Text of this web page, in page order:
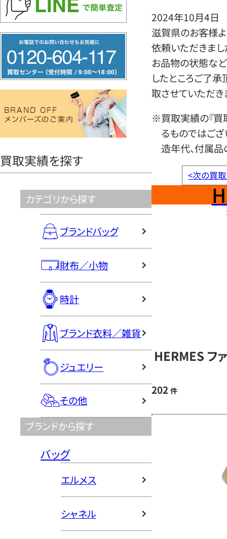
リ
ー
ヤ
買取実績を探す
カテゴリから探す
ブランドバッグ
財布／小物
時計
ブランド衣料／雑貨
ジュエリー
その他
ブランドから探す
バッグ
エルメス
シャネル
2024年10月4日
滋賀県のお客様
依頼いただきまし
お品物の状態など
したところご了
取させていただき
※買取実績の『買
るものではござ
造年代、付属品
<次の買
HERMES フ
202 件